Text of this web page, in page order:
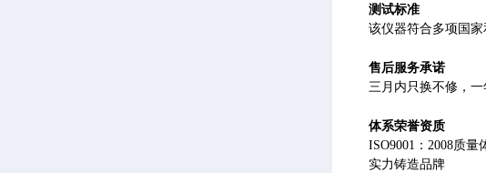
测试标准
该仪器符合多项国家
售后服务承诺
三月内只换不修，
体系荣誉资质
ISO9001：2008质
实力铸造品牌